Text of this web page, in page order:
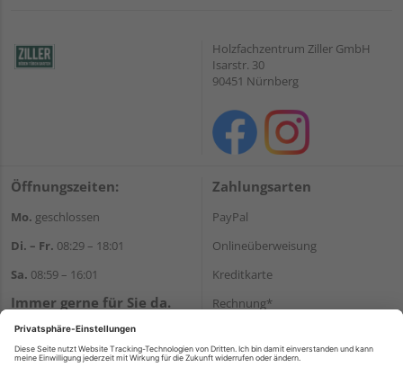
Holzfachzentrum Ziller GmbH
Isarstr. 30
90451 Nürnberg
Öffnungszeiten:
Mo. geschlossen
Di. – Fr. 08:29 – 18:01
Sa. 08:59 – 16:01
Immer gerne für Sie da.
E-Mail:kontakt@holzziller.de
Zahlungsarten
PayPal
Onlineüberweisung
Kreditkarte
Rechnung*
Versand